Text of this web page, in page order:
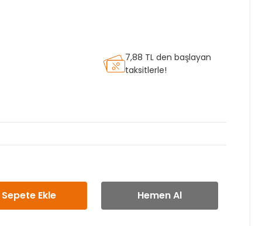
7,88 TL den başlayan
taksitlerle!
Sepete Ekle Hemen Al